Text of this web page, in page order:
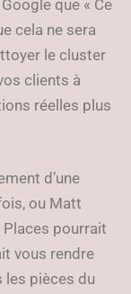
que « Ce
cela ne sera
le cluster
clients à
réelles plus
d’une
ou Matt
Places pourrait
vous rendre
les pièces du